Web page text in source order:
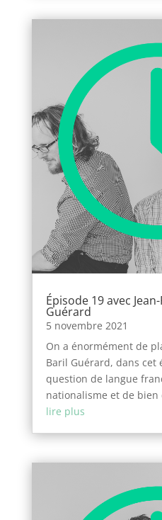
Épisode 19 avec
Guérard
5 novembre 2021
On a énormément de
Baril Guérard, dans cet
question de langue
nationalisme et de bien
lire plus